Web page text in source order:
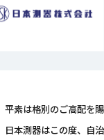
平素は格別のご高配を
日本測器はこの度、自